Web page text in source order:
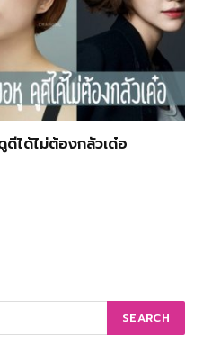
ได้ไม่ต้องกลัวเด๋อ